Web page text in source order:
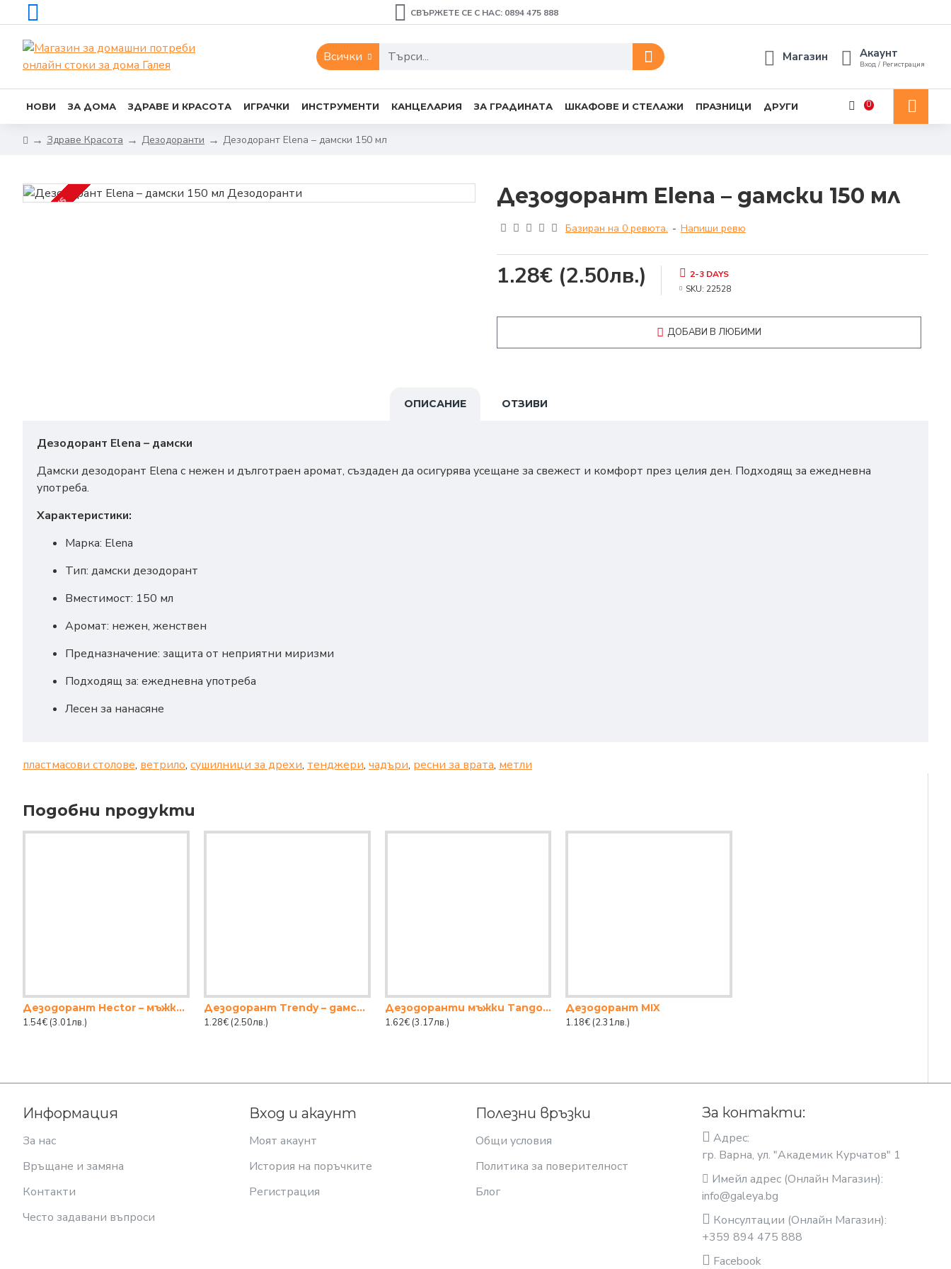
СВЪРЖЕТЕ СЕ С НАС: 0894 475 888
Всички Магазин Акаунт
Вход / Регистрация
НОВИ ЗА ДОМА ЗДРАВЕ И КРАСОТА ИГРАЧКИ ИНСТРУМЕНТИ КАНЦЕЛАРИЯ ЗА ГРАДИНАТА ШКАФОВЕ И СТЕЛАЖИ ПРАЗНИЦИ ДРУГИ 0
Здраве Красота Дезодоранти Дезодорант Elena – дамски 150 мл
2-3 DAYS Дезодорант Elena – дамски 150 мл
Базиран на 0 ревюта. - Напиши ревю
1.28€ (2.50лв.)
2-3 DAYS
SKU: 22528
ДОБАВИ В ЛЮБИМИ
ОПИСАНИЕ ОТЗИВИ
Дезодорант Elena – дамски
Дамски дезодорант Elena с нежен и дълготраен аромат, създаден да осигурява усещане за свежест и комфорт през целия ден. Подходящ за ежедневна
употреба.
Характеристики:
Марка: Elena
Тип: дамски дезодорант
Вместимост: 150 мл
Аромат: нежен, женствен
Предназначение: защита от неприятни миризми
Подходящ за: ежедневна употреба
Лесен за нанасяне
пластмасови столове, ветрило, сушилници за дрехи, тенджери, чадъри, ресни за врата, метли
Подобни продукти
Дезодорант Hector – мъжки 150 мл
1.54€ (3.01лв.)
Дезодорант Trendy – дамски 150 мл
1.28€ (2.50лв.)
Дезодоранти мъжки Tango 150ml
1.62€ (3.17лв.)
Дезодорант MIX
1.18€ (2.31лв.)
Информация
За нас
Връщане и замяна
Контакти
Често задавани въпроси
Вход и акаунт
Моят акаунт
История на поръчките
Регистрация
Полезни връзки
Общи условия
Политика за поверителност
Блог
За контакти:
Адрес:
гр. Варна, ул. "Академик Курчатов" 1
Имейл адрес (Онлайн Магазин):
info@galeya.bg
Консултации (Онлайн Магазин):
+359 894 475 888
Facebook